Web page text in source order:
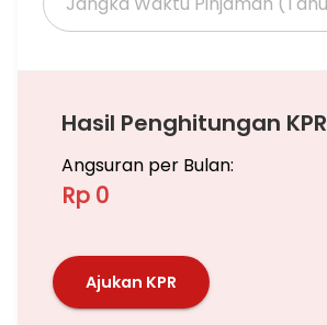
Hasil Penghitungan KPR
Angsuran per Bulan:
Rp 0
Ajukan KPR